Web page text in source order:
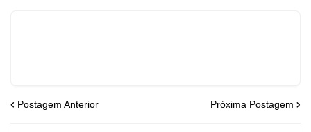
Postagem Anterior Próxima Postagem